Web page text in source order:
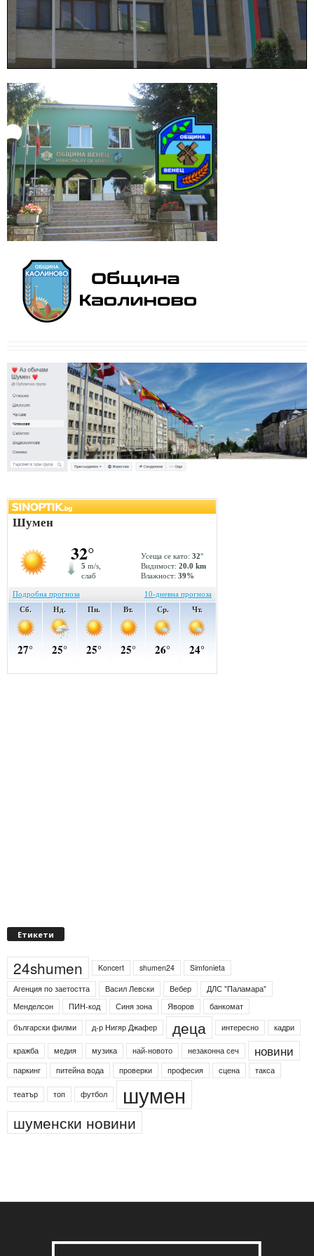
Етикети
24shumen Koncert shumen24
Simfonieta
Агенция по заетостта
Васил Левски Вебер
ДЛС "Паламара"
Менделсон
ПИН-код Синя зона Яворов
банкомат
български филми
д-р Нигяр Джафер деца интересно кадри
кражба медия музика най-новото незаконна сеч новини
паркинг питейна вода проверки професия сцена такса
театър топ футбол шумен
шуменски новини